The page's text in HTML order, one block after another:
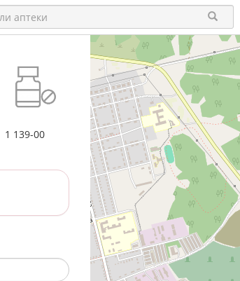
1 139-00